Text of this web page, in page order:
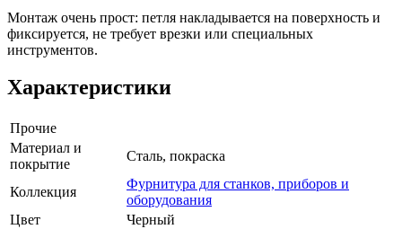
Монтаж очень прост: петля накладывается на поверхность и
фиксируется, не требует врезки или специальных
инструментов.
Характеристики
Прочие
Материал и
покрытие
Сталь, покраска
Коллекция
Фурнитура для станков, приборов и
оборудования
Цвет
Черный